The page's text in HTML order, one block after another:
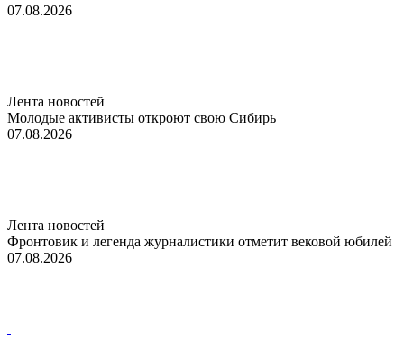
07.08.2026
Лента новостей
Молодые активисты откроют свою Сибирь
07.08.2026
Лента новостей
Фронтовик и легенда журналистики отметит вековой юбилей
07.08.2026